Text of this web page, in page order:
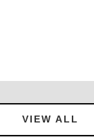
VIEW ALL